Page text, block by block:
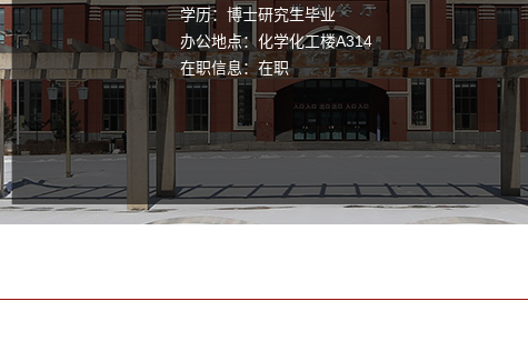
学历：博士研究生毕业
办公地点：化学化工楼A314
在职信息：在职